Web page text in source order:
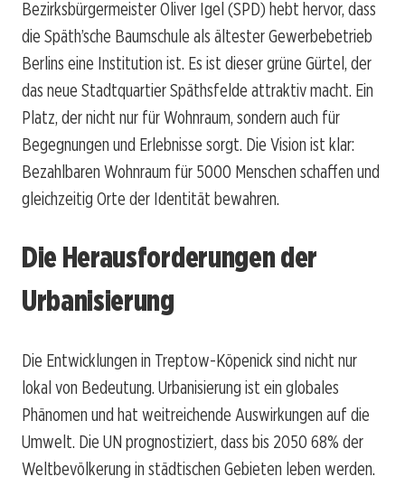
Bezirksbürgermeister Oliver Igel (SPD) hebt hervor, dass
die Späth’sche Baumschule als ältester Gewerbebetrieb
Berlins eine Institution ist. Es ist dieser grüne Gürtel, der
das neue Stadtquartier Späthsfelde attraktiv macht. Ein
Platz, der nicht nur für Wohnraum, sondern auch für
Begegnungen und Erlebnisse sorgt. Die Vision ist klar:
Bezahlbaren Wohnraum für 5000 Menschen schaffen und
gleichzeitig Orte der Identität bewahren.
Die Herausforderungen der
Urbanisierung
Die Entwicklungen in Treptow-Köpenick sind nicht nur
lokal von Bedeutung. Urbanisierung ist ein globales
Phänomen und hat weitreichende Auswirkungen auf die
Umwelt. Die UN prognostiziert, dass bis 2050 68% der
Weltbevölkerung in städtischen Gebieten leben werden.